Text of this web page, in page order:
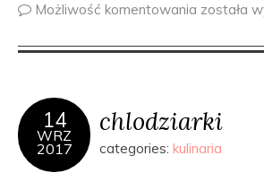
Możliwość komentowania została
14
WRZ
2017
chlodziarki
categories: kulinaria